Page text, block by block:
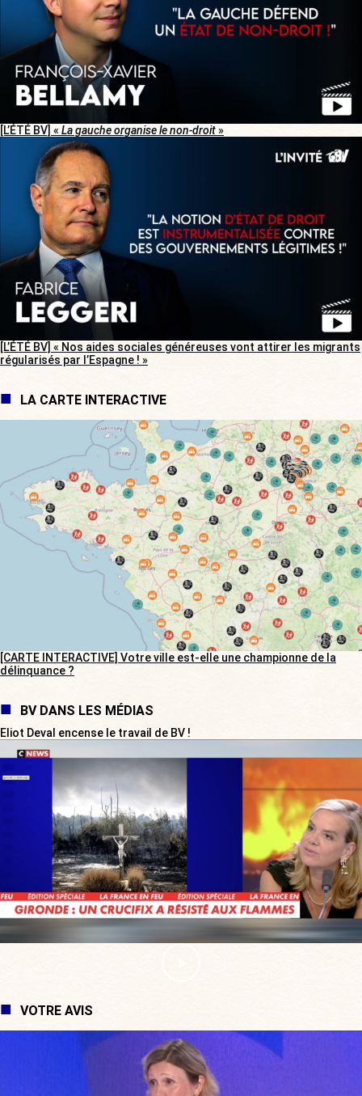
[L’ÉTÉ BV] « La gauche organise le non-droit»
[L’ÉTÉ BV] « Nos aides sociales généreuses vont attirer les migrants
régularisés par l’Espagne ! »
LA CARTE INTERACTIVE
[CARTE INTERACTIVE] Votre ville est-elle une championne de la
délinquance ?
BV DANS LES MÉDIAS
Eliot Deval encense le travail de BV !
VOTRE AVIS